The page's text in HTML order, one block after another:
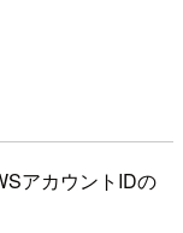
アカウントIDの